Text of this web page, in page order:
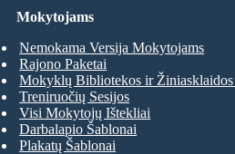
Mokytojams
Nemokama Versija Mokytojams
Rajono Paketai
Mokyklų Bibliotekos ir Žiniasklaidos
Treniruočių Sesijos
Visi Mokytojų Ištekliai
Darbalapio Šablonai
Plakatų Šablonai